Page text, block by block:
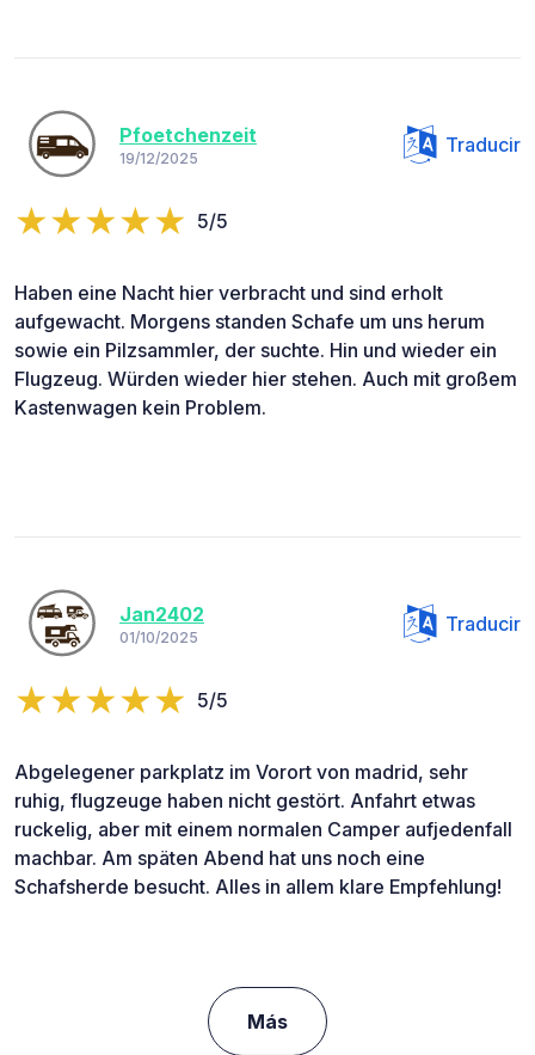
Pfoetchenzeit
19/12/2025
Traducir
5/5
Haben eine Nacht hier verbracht und sind erholt
aufgewacht. Morgens standen Schafe um uns herum
sowie ein Pilzsammler, der suchte. Hin und wieder ein
Flugzeug. Würden wieder hier stehen. Auch mit großem
Kastenwagen kein Problem.
Jan2402
01/10/2025
Traducir
5/5
Abgelegener parkplatz im Vorort von madrid, sehr
ruhig, flugzeuge haben nicht gestört. Anfahrt etwas
ruckelig, aber mit einem normalen Camper aufjedenfall
machbar. Am späten Abend hat uns noch eine
Schafsherde besucht. Alles in allem klare Empfehlung!
Más